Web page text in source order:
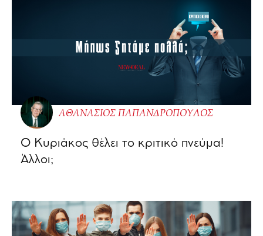
ΑΘΑΝΑΣΙΟΣ ΠΑΠΑΝΔΡΟΠΟΥΛΟΣ
Ο Κυριάκος θέλει το κριτικό πνεύμα!
Άλλοι;